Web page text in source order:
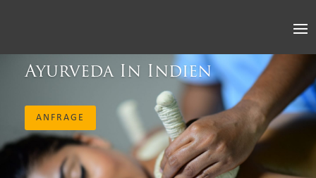
Ayurveda In Indien
ANFRAGE